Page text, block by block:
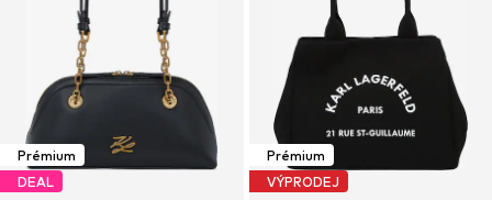
Prémium
DEAL
Prémium
VÝPRODEJ